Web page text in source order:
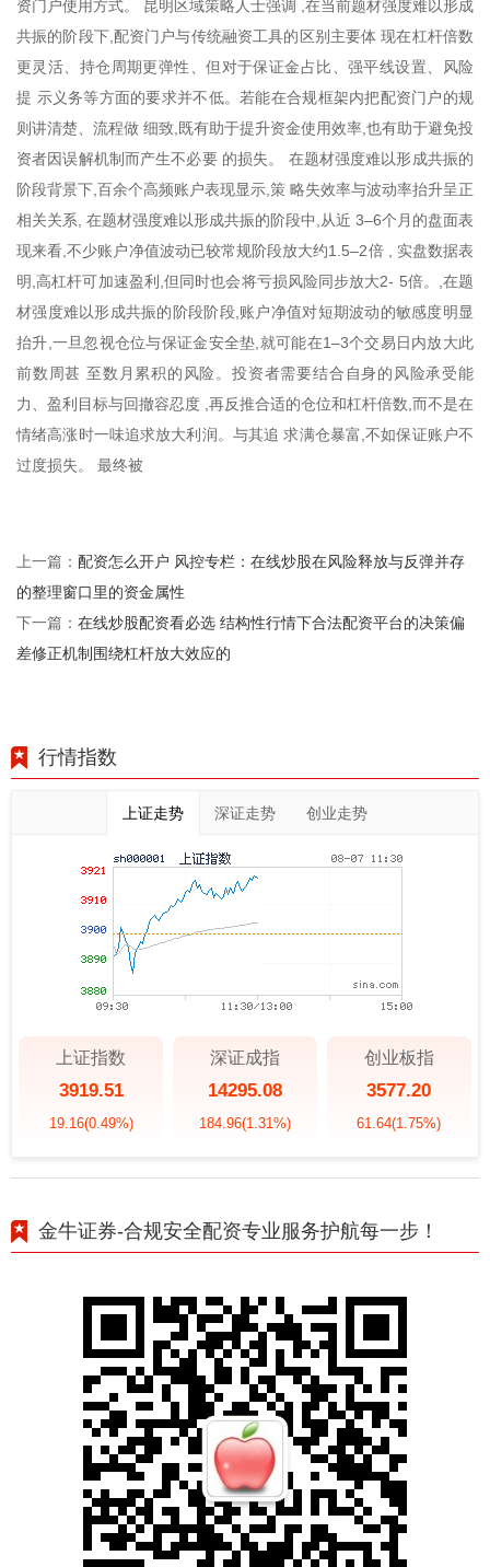
资门户使用方式。 昆明区域策略人士强调 ,在当前题材强度难以形成
共振的阶段下,配资门户与传统融资工具的区别主要体 现在杠杆倍数
更灵活、持仓周期更弹性、但对于保证金占比、强平线设置、风险
提 示义务等方面的要求并不低。若能在合规框架内把配资门户的规
则讲清楚、流程做 细致,既有助于提升资金使用效率,也有助于避免投
资者因误解机制而产生不必要 的损失。 在题材强度难以形成共振的
阶段背景下,百余个高频账户表现显示,策 略失效率与波动率抬升呈正
相关关系, 在题材强度难以形成共振的阶段中,从近 3–6个月的盘面表
现来看,不少账户净值波动已较常规阶段放大约1.5–2倍 , 实盘数据表
明,高杠杆可加速盈利,但同时也会将亏损风险同步放大2- 5倍。,在题
材强度难以形成共振的阶段阶段,账户净值对短期波动的敏感度明显
抬升,一旦忽视仓位与保证金安全垫,就可能在1–3个交易日内放大此
前数周甚 至数月累积的风险。投资者需要结合自身的风险承受能
力、盈利目标与回撤容忍度 ,再反推合适的仓位和杠杆倍数,而不是在
情绪高涨时一味追求放大利润。与其追 求满仓暴富,不如保证账户不
过度损失。 最终被
上一篇： 配资怎么开户 风控专栏：在线炒股在风险释放与反弹并存
的整理窗口里的资金属性
下一篇： 在线炒股配资看必选 结构性行情下合法配资平台的决策偏
差修正机制围绕杠杆放大效应的
行情指数
上证走势 深证走势 创业走势
上证指数
3919.51
19.16(0.49%)
深证成指
14295.08
184.96(1.31%)
创业板指
3577.20
61.64(1.75%)
金牛证券-合规安全配资专业服务护航每一步！